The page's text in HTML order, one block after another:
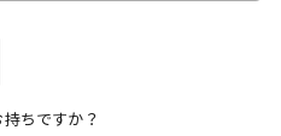
ちですか？